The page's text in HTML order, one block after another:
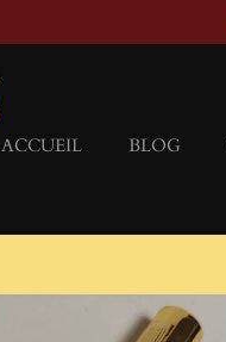
ACCUEIL BLOG